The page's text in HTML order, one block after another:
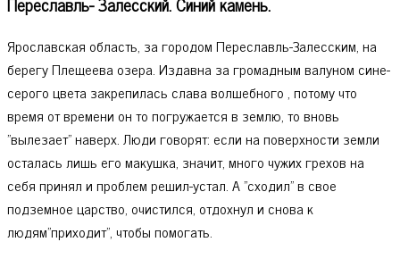
Ярославская область, за городом Переславль-Залесским, на
берегу Плещеева озера. Издавна за громадным валуном сине-
серого цвета закрепилась слава волшебного , потому что
время от времени он то погружается в землю, то вновь
"вылезает" наверх. Люди говорят: если на поверхности земли
осталась лишь его макушка, значит, много чужих грехов на
себя принял и проблем решил-устал. А "сходил" в свое
подземное царство, очистился, отдохнул и снова к
людям"приходит", чтобы помогать.